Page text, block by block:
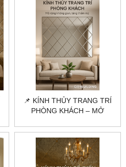
📌 KÍNH THỦY TRANG TRÍ
PHÒNG KHÁCH – MỞ
THẨM MỸ